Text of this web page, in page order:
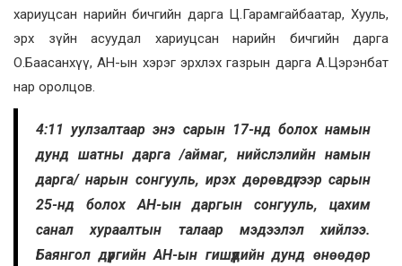
хариуцсан нарийн бичгийн дарга Ц.Гарамгайбаатар, Хууль,
эрх зүйн асуудал хариуцсан нарийн бичгийн дарга
О.Баасанхүү, АН-ын хэрэг эрхлэх газрын дарга А.Цэрэнбат
нар оролцов.
4:11 уулзалтаар энэ сарын 17-нд болох намын
дунд шатны дарга /аймаг, нийслэлийн намын
дарга/ нарын сонгууль, ирэх дөрөвдүгээр сарын
25-нд болох АН-ын даргын сонгууль, цахим
санал хураалтын талаар мэдээлэл хийлээ.
Баянгол дүүргийн АН-ын гишүүдийн дунд өнөөдөр